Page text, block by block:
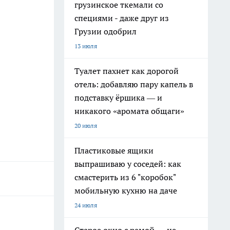
грузинское ткемали со
специями - даже друг из
Грузии одобрил
13 июля
Туалет пахнет как дорогой
отель: добавляю пару капель в
подставку ёршика — и
никакого «аромата общаги»
20 июля
Пластиковые ящики
выпрашиваю у соседей: как
смастерить из 6 "коробок"
мобильную кухню на даче
24 июля